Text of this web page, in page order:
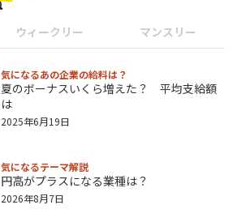
ウィークリー マンスリー
気になるあの企業の給料は？
夏のボーナスいくら増えた？ 平均支給額
は
2025年6月19日
気になるテーマ解説
円高がプラスになる業種は？
2026年8月7日